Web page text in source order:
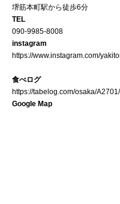
堺筋本町駅から徒歩6分
TEL
090‑9985‑8008
instagram
https://www.instagram.com/
食べログ
https://tabelog.com/osaka/
Google Map